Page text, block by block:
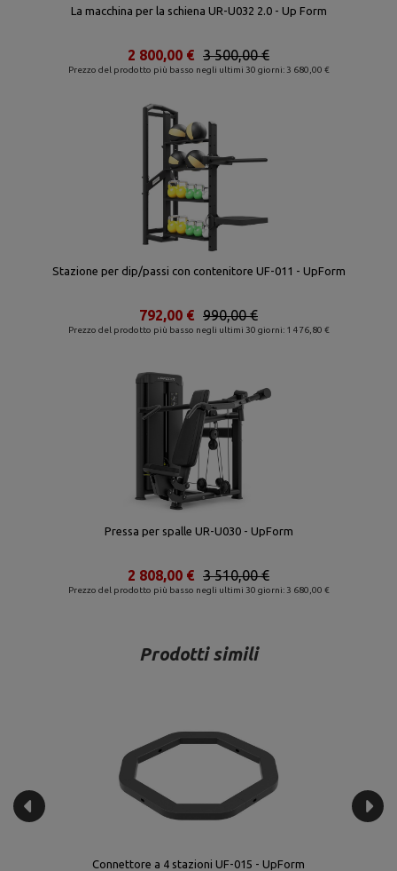
La macchina per la schiena UR-U032 2.0 - Up Form
Prezzo del prodotto più basso negli ultimi 30 giorni: 3 680,00 €
3 500,00 €
2 800,00 €
Stazione per dip/passi con contenitore UF-011 - UpForm
Prezzo del prodotto più basso negli ultimi 30 giorni: 1 476,80 €
990,00 €
792,00 €
Pressa per spalle UR-U030 - UpForm
Prezzo del prodotto più basso negli ultimi 30 giorni: 3 680,00 €
3 510,00 €
2 808,00 €
Prodotti simili
Connettore a 4 stazioni UF-015 - UpForm